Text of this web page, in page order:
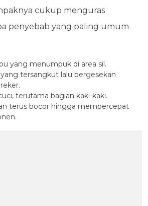
cukup menguras
penyebab yang paling umum
yang menumpuk di area sil.
tersangkut lalu bergesekan
terutama bagian kaki-kaki.
terus bocor hingga mempercepat